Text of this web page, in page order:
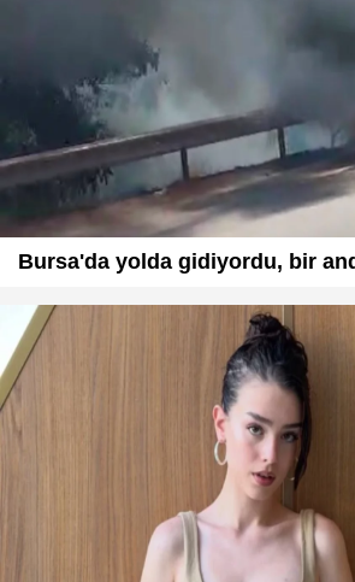
Bursa'da yolda gidiyordu, bir